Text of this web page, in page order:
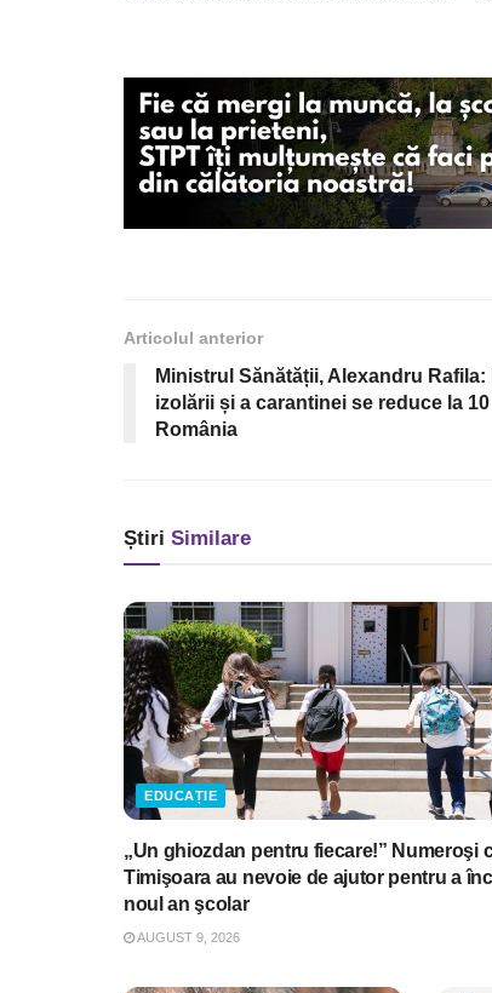
Articolul anterior
Ministrul Sănătății, Alexandru Rafila:
izolării și a carantinei se reduce la
România
Știri Similare
EDUCAȚIE
„Un ghiozdan pentru fiecare!” Numeroşi
Timişoara au nevoie de ajutor pentru a
noul an şcolar
AUGUST 9, 2026